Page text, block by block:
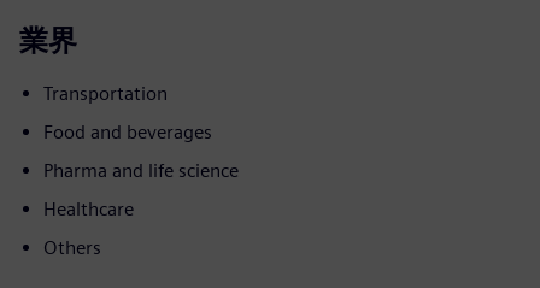
業界
Transportation
Food and beverages
Pharma and life science
Healthcare
Others